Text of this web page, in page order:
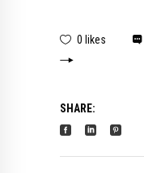
0 likes
SHARE: